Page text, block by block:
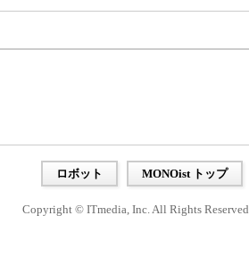
ロボット MONOist トップ
Copyright © ITmedia, Inc. All Rights Reserved.